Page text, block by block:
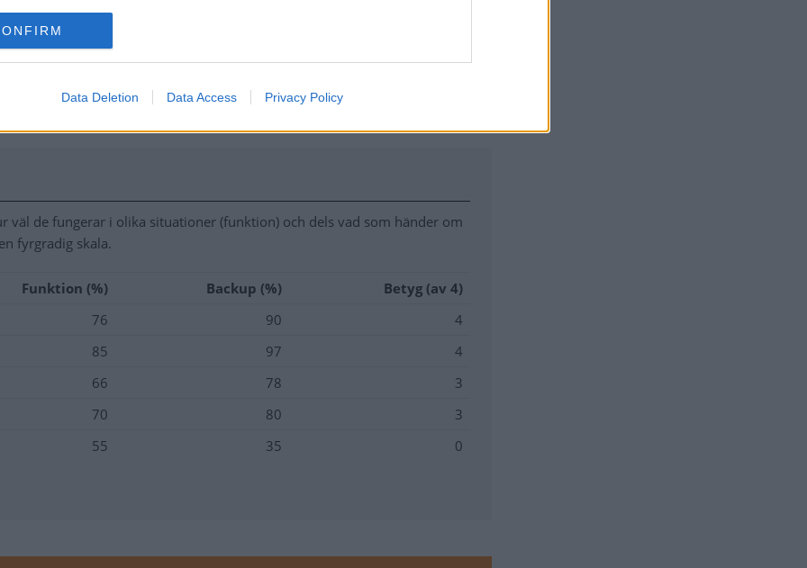
Data Deletion Data Access Privacy Policy
hastighetsskyltar fel och om föraren tappar
av samtidigt som bilen fortsätter köra på
åt sitt öde”, skriver Euro NCAP i en kommentar.
väl de fungerar i olika situationer (funktion) och dels vad som händer om
fyrgradig skala.
Funktion (%) Backup (%)
Betyg (av 4)
76 90
4
85 97
4
66 78
3
70 80
3
55 35 0